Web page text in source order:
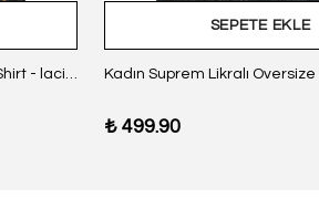
Kadın Suprem Likralı Oversize T-Shirt - lacivert
SEPETE EKLE
₺ 499.90